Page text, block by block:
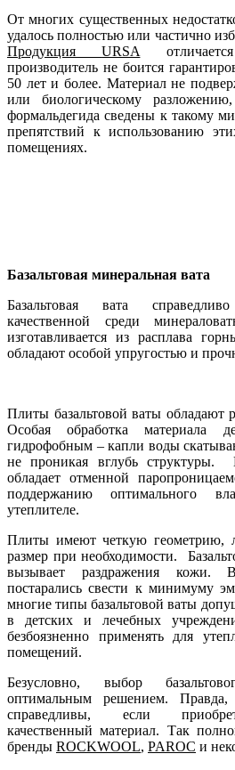
От многих существенных
удалось полностью или частично
ПродукцияURSA
производитель не боится
50 лет и более. Материал не
или биологическому
формальдегида сведены к такому
препятствий к использованию
помещениях.
Базальтовая минеральная вата
Базальтовая вата
качественной среди
изготавливается из расплава
обладают особой упругостью и
Плиты базальтовой ваты обладают
Особая обработка материала
гидрофобным – капли воды
не проникая вглубь структуры.
обладает отменной
поддержанию оптимального
утеплителе.
Плиты имеют четкую геометрию,
размер при необходимости.
вызывает раздражения кожи.
постарались свести к минимуму
многие типы базальтовой ваты
в детских и лечебных
безбоязненно применять для
помещений.
Безусловно, выбор
оптимальным решением. Правда,
справедливы, если
качественный материал. Так
бренды ROCKWOOL, PAROC и